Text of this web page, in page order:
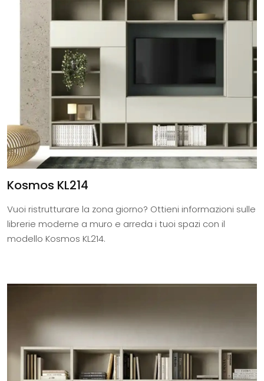
Kosmos KL214
Vuoi ristrutturare la zona giorno? Ottieni informazioni sulle
librerie moderne a muro e arreda i tuoi spazi con il
modello Kosmos KL214.